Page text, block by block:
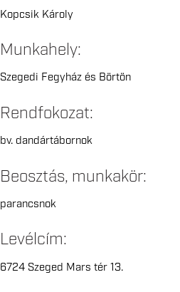
Kopcsik Károly
Munkahely:
Szegedi Fegyház és Börtön
Rendfokozat:
bv. dandártábornok
Beosztás, munkakör:
parancsnok
Levélcím:
6724 Szeged Mars tér 13.